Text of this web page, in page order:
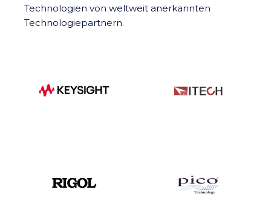
Technologien von weltweit anerkannten
Technologiepartnern.